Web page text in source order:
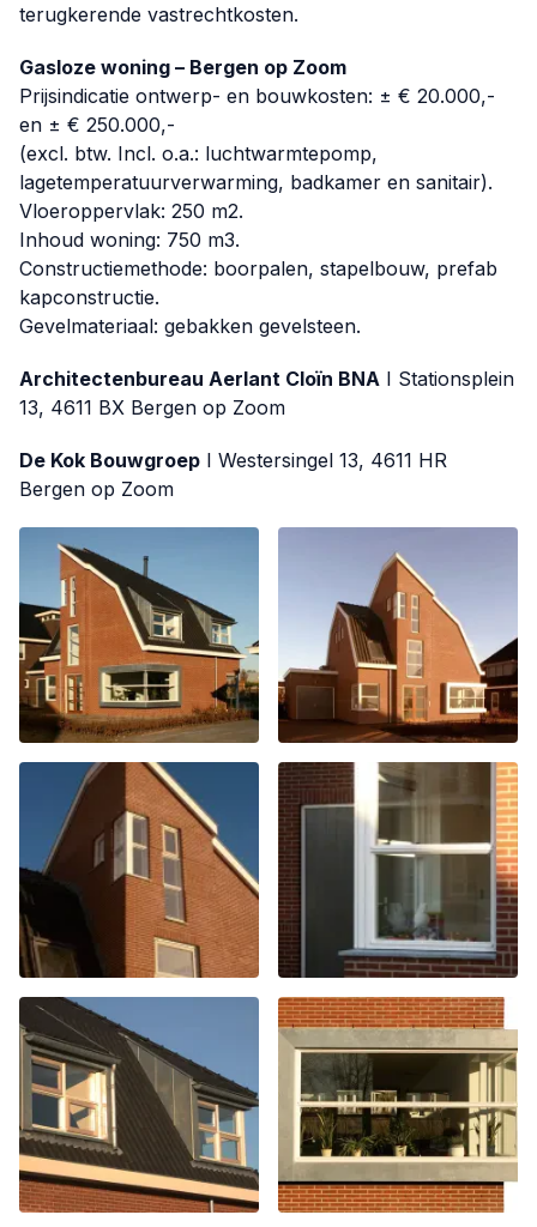
terugkerende vastrechtkosten.
Gasloze woning – Bergen op Zoom
Prijsindicatie ontwerp- en bouwkosten: ± € 20.000,-
en ± € 250.000,-
(excl. btw. Incl. o.a.: luchtwarmtepomp,
lagetemperatuurverwarming, badkamer en sanitair).
Vloeroppervlak: 250 m2.
Inhoud woning: 750 m3.
Constructiemethode: boorpalen, stapelbouw, prefab
kapconstructie.
Gevelmateriaal: gebakken gevelsteen.
Architectenbureau Aerlant Cloïn BNA I Stationsplein
13, 4611 BX Bergen op Zoom
De Kok Bouwgroep I Westersingel 13, 4611 HR
Bergen op Zoom